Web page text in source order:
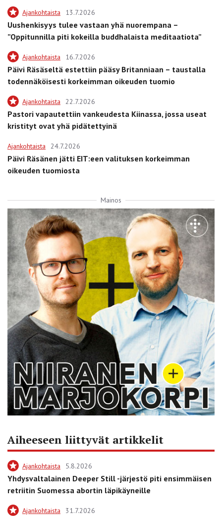
Ajankohtaista 13.7.2026
Uushenkisyys tulee vastaan yhä nuorempana –
”Oppitunnilla piti kokeilla buddhalaista meditaatiota”
Ajankohtaista 16.7.2026
Päivi Räsäseltä estettiin pääsy Britanniaan – taustalla
todennäköisesti korkeimman oikeuden tuomio
Ajankohtaista 22.7.2026
Pastori vapautettiin vankeudesta Kiinassa, jossa useat
kristityt ovat yhä pidätettyinä
Ajankohtaista 24.7.2026
Päivi Räsänen jätti EIT:een valituksen korkeimman
oikeuden tuomiosta
Mainos
Aiheeseen liittyvät artikkelit
Ajankohtaista 5.8.2026
Yhdysvaltalainen Deeper Still -järjestö piti ensimmäisen
retriitin Suomessa abortin läpikäyneille
Ajankohtaista 31.7.2026